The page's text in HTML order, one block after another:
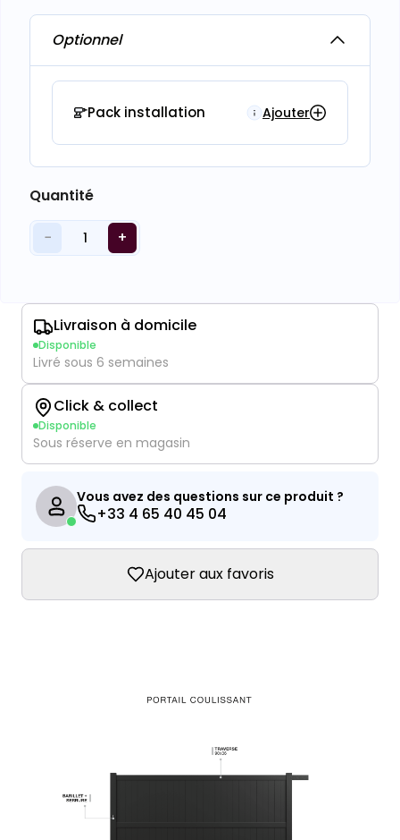
Optionnel
Pack installation Ajouter
Quantité
− 1 +
Livraison à domicile
Disponible
Livré sous 6 semaines
Click & collect
Disponible
Sous réserve en magasin
Vous avez des questions sur ce produit ?
+33 4 65 40 45 04
Ajouter aux favoris